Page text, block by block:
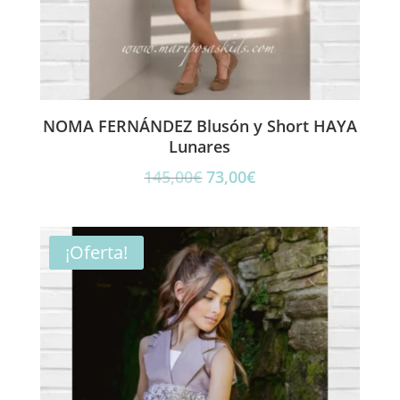
NOMA FERNÁNDEZ Blusón y Short HAYA
Lunares
145,00€El
original
era:
145,00€.
73,00€El
actual
es:
73,00€.
¡Oferta!